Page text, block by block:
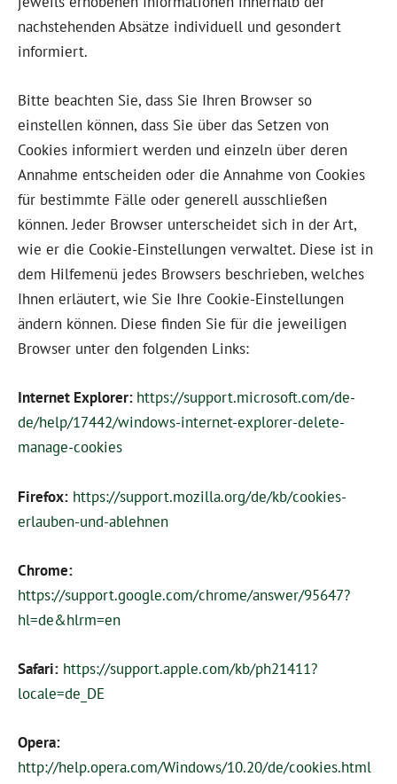
nachstehenden Absätze individuell und gesondert
informiert.
Bitte beachten Sie, dass Sie Ihren Browser so
einstellen können, dass Sie über das Setzen von
Cookies informiert werden und einzeln über deren
Annahme entscheiden oder die Annahme von Cookies
für bestimmte Fälle oder generell ausschließen
können. Jeder Browser unterscheidet sich in der Art,
wie er die Cookie-Einstellungen verwaltet. Diese ist in
dem Hilfemenü jedes Browsers beschrieben, welches
Ihnen erläutert, wie Sie Ihre Cookie-Einstellungen
ändern können. Diese finden Sie für die jeweiligen
Browser unter den folgenden Links:
Internet Explorer: https://support.microsoft.com/de-
de/help/17442/windows-internet-explorer-delete-
manage-cookies
Firefox: https://support.mozilla.org/de/kb/cookies-
erlauben-und-ablehnen
Chrome:
https://support.google.com/chrome/answer/95647?
hl=de&hlrm=en
Safari: https://support.apple.com/kb/ph21411?
locale=de_DE
Opera:
http://help.opera.com/Windows/10.20/de/cookies.html